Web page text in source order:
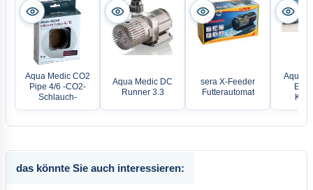
Aqua Medic CO2
Pipe 4/6 -CO2-
Schlauch-
Aqua Medic DC
Runner 3.3
sera X-Feeder
Futterautomat
Aqua
das könnte Sie auch interessieren: